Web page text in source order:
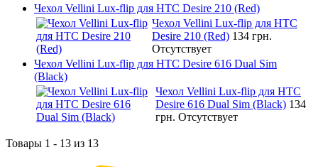
Чехол Vellini Lux-flip для HTC Desire 210 (Red)
Чехол Vellini Lux-flip для HTC
Desire 210 (Red) 134 грн.
Отсутствует
Чехол Vellini Lux-flip для HTC Desire 616 Dual Sim
(Black)
Чехол Vellini Lux-flip для HTC
Desire 616 Dual Sim (Black) 134
грн. Отсутствует
Товары 1 - 13 из 13